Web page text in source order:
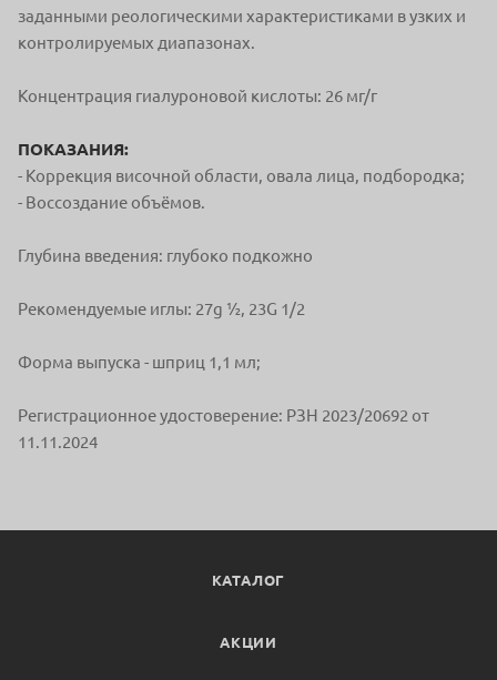
заданными реологическими характеристиками в узких и
контролируемых диапазонах.
Концентрация гиалуроновой кислоты: 26 мг/г
ПОКАЗАНИЯ:
- Коррекция височной области, овала лица, подбородка;
- Воссоздание объёмов.
Глубина введения: глубоко подкожно
Рекомендуемые иглы: 27g ½, 23G 1/2
Форма выпуска - шприц 1,1 мл;
Регистрационное удостоверение: РЗН 2023/20692 от
11.11.2024
КАТАЛОГ
АКЦИИ